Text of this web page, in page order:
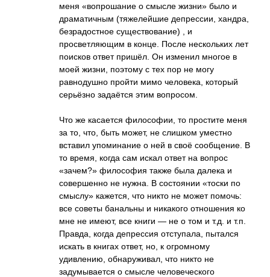
меня «вопрошание о смысле жизни» было и
драматичным (тяжелейшие депрессии, хандра,
безрадостное существование) , и
просветляющим в конце. После нескольких лет
поисков ответ пришёл. Он изменил многое в
моей жизни, поэтому с тех пор не могу
равнодушно пройти мимо человека, который
серьёзно задаётся этим вопросом.
Что же касается философии, то простите меня
за то, что, быть может, не слишком уместно
вставил упоминание о ней в своё сообщение. В
то время, когда сам искал ответ на вопрос
«зачем?» философия также была далека и
совершенно не нужна. В состоянии «тоски по
смыслу» кажется, что никто не может помочь:
все советы банальны и никакого отношения ко
мне не имеют, все книги — не о том и т.д. и т.п.
Правда, когда депрессия отступала, пытался
искать в книгах ответ, но, к огромному
удивлению, обнаруживал, что никто не
задумывается о смысле человеческого